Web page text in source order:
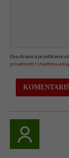
Ova stranica je zaštićena
privatnosti i Uvjetima